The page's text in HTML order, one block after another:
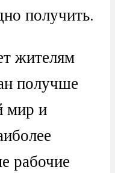
получить.
жителям
получше
мир и
рабочие